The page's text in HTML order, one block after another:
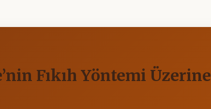
Fıkıh Yöntemi Üzerine